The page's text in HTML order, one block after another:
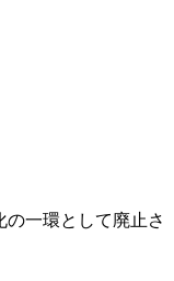
一環として廃止さ